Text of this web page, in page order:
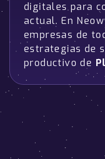
digitales para
actual. En
empresas de
estrategias de
productivo de